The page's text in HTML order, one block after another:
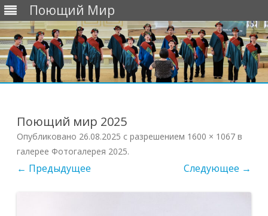
Поющий Мир
Перейти
Поющий мир 2025
Опубликовано 26.08.2025 с разрешением 1600 × 1067 в
галерее Фотогалерея 2025.
← Предыдущее Следующее →